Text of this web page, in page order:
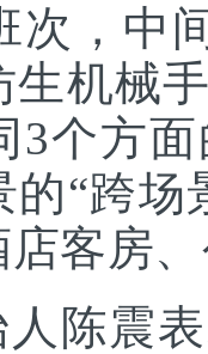
次，中
生机械
3个方
“跨
客房
陈震